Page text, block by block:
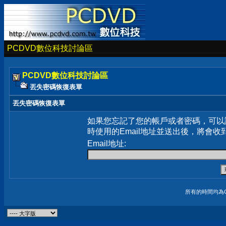
PCDVD數位科技討論區
PCDVD數位科技討論區
丟失密碼恢復表單
丟失密碼恢復表單
如果您忘記了您的帳戶或者密碼，可
時使用的Email地址並送出後，將會收
Email地址:
所有的時間均為